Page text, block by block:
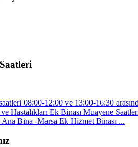
08:00-12:00 ve 13:00-16:30
Hastalıkları Ek Binası Muayene
Bina -Marsa Ek Hizmet Binası ...